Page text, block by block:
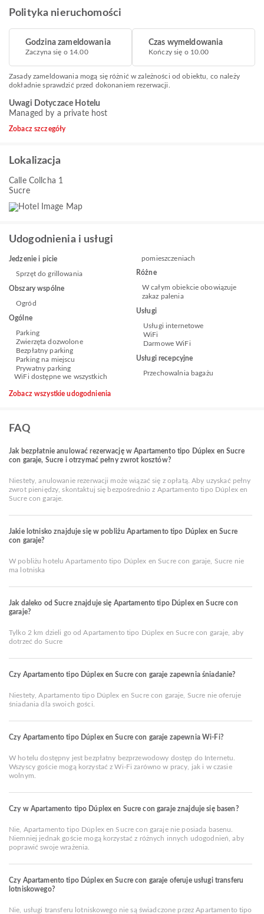
Polityka nieruchomości
Godzina zameldowania
Zaczyna się o 14.00
Czas wymeldowania
Kończy się o 10.00
Zasady zameldowania mogą się różnić w zależności od obiektu, co należy
dokładnie sprawdzić przed dokonaniem rezerwacji.
Uwagi Dotyczace Hotelu
Managed by a private host
Zobacz szczegóły
Lokalizacja
Calle Collcha 1
Sucre
Udogodnienia i usługi
Jedzenie i picie
Sprzęt do grillowania
Obszary wspólne
Ogród
Ogólne
Parking
Zwierzęta dozwolone
Bezpłatny parking
Parking na miejscu
Prywatny parking
WiFi dostępne we wszystkich
pomieszczeniach
Różne
W całym obiekcie obowiązuje
zakaz palenia
Usługi
Usługi internetowe
WiFi
Darmowe WiFi
Usługi recepcyjne
Przechowalnia bagażu
Zobacz wszystkie udogodnienia
FAQ
Jak bezpłatnie anulować rezerwację w Apartamento tipo Dúplex en Sucre
con garaje, Sucre i otrzymać pełny zwrot kosztów?
Niestety, anulowanie rezerwacji może wiązać się z opłatą. Aby uzyskać pełny
zwrot pieniędzy, skontaktuj się bezpośrednio z Apartamento tipo Dúplex en
Sucre con garaje.
Jakie lotnisko znajduje się w pobliżu Apartamento tipo Dúplex en Sucre
con garaje?
W pobliżu hotelu Apartamento tipo Dúplex en Sucre con garaje, Sucre nie
ma lotniska
Jak daleko od Sucre znajduje się Apartamento tipo Dúplex en Sucre con
garaje?
Tylko 2 km dzieli go od Apartamento tipo Dúplex en Sucre con garaje, aby
dotrzeć do Sucre
Czy Apartamento tipo Dúplex en Sucre con garaje zapewnia śniadanie?
Niestety, Apartamento tipo Dúplex en Sucre con garaje, Sucre nie oferuje
śniadania dla swoich gości.
Czy Apartamento tipo Dúplex en Sucre con garaje zapewnia Wi-Fi?
W hotelu dostępny jest bezpłatny bezprzewodowy dostęp do Internetu.
Wszyscy goście mogą korzystać z Wi-Fi zarówno w pracy, jak i w czasie
wolnym.
Czy w Apartamento tipo Dúplex en Sucre con garaje znajduje się basen?
Nie, Apartamento tipo Dúplex en Sucre con garaje nie posiada basenu.
Niemniej jednak goście mogą korzystać z różnych innych udogodnień, aby
poprawić swoje wrażenia.
Czy Apartamento tipo Dúplex en Sucre con garaje oferuje usługi transferu
lotniskowego?
Nie, usługi transferu lotniskowego nie są świadczone przez Apartamento tipo